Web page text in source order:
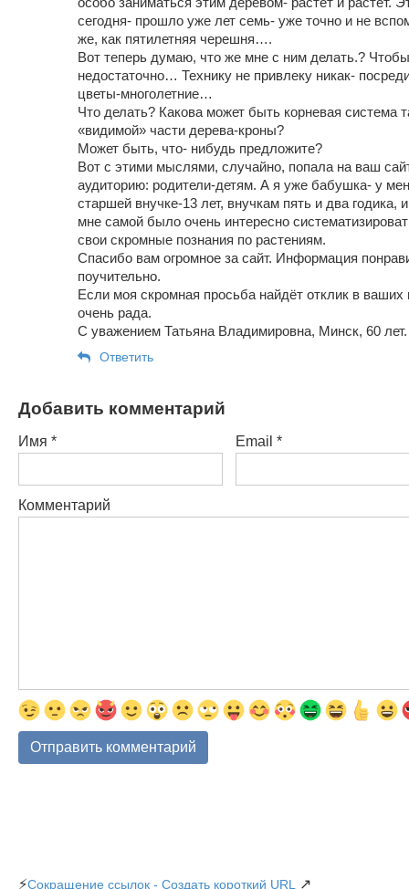
сегодня- прошло уже лет семь- уже точно и не
же, как пятилетняя черешня….
Вот теперь думаю, что же мне с ним делать.?
недостаточно… Технику не привлеку никак-
цветы-многолетние…
Что делать? Какова может быть корневая система
«видимой» части дерева-кроны?
Может быть, что- нибудь предложите?
Вот с этими мыслями, случайно, попала на ваш
аудиторию: родители-детям. А я уже бабушка- у
старшей внучке-13 лет, внучкам пять и два
мне самой было очень интересно
свои скромные познания по растениям.
Спасибо вам огромное за сайт. Информация
поучительно.
Если моя скромная просьба найдёт отклик в ваших
очень рада.
С уважением Татьяна Владимировна, Минск, 60 лет.
Ответить
Добавить комментарий
Имя * Email *
Комментарий
⚡Сокращение ссылок - Создать короткий URL ↗